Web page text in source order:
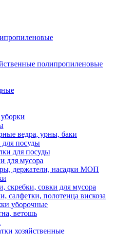
полипропиленовые
ведра, урны, баки
для посуды
для посуды
для мусора
держатели, насадки МОП
скребки, совки для мусора
салфетки, полотенца вискоза
уборочные
ветошь
хозяйственные